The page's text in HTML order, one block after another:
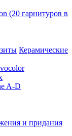
(20 гарнитуров в
Керамические
A-D